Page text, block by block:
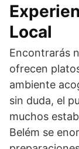
Local
Encontrarás
ofrecen
ambiente
sin duda, el
muchos
Belém se